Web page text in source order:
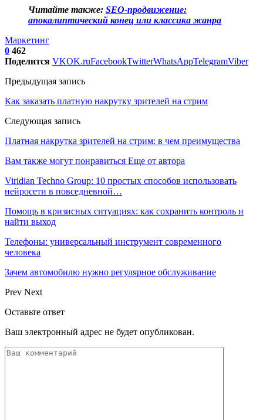
Читайте также: SEO-продвижение:
апокалиптический конец или классика жанра
Маркетинг
0 462
Поделится VKOK.ruFacebookTwitterWhatsAppTelegramViber
Предыдущая запись
Как заказать платную накрутку зрителей на стрим
Следующая запись
Платная накрутка зрителей на стрим: в чем преимущества
Вам также могут понравиться Еще от автора
Viridian Techno Group: 10 простых способов использовать
нейросети в повседневной…
Помощь в кризисных ситуациях: как сохранить контроль и
найти выход
Телефоны: универсальный инструмент современного
человека
Зачем автомобилю нужно регулярное обслуживание
Prev Next
Оставьте ответ
Ваш электронный адрес не будет опубликован.